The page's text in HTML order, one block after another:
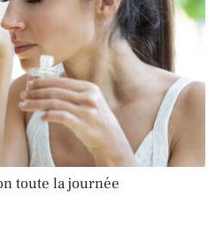
toute la journée